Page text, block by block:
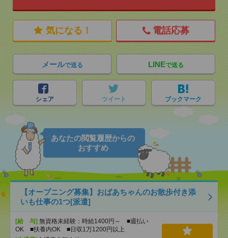
気になる！ 電話応募
メールで送る LINEで送る
シェア ツイート ブックマーク
あなたの閲覧履歴からの
おすすめ
【オープニング募集】おばあちゃんのお散歩付き添
いも仕事の1つ[派遣]
[給 与] 無資格未経験：時給1400円～ ■週払い
OK ■扶養内OK ■日収1万1200円以上